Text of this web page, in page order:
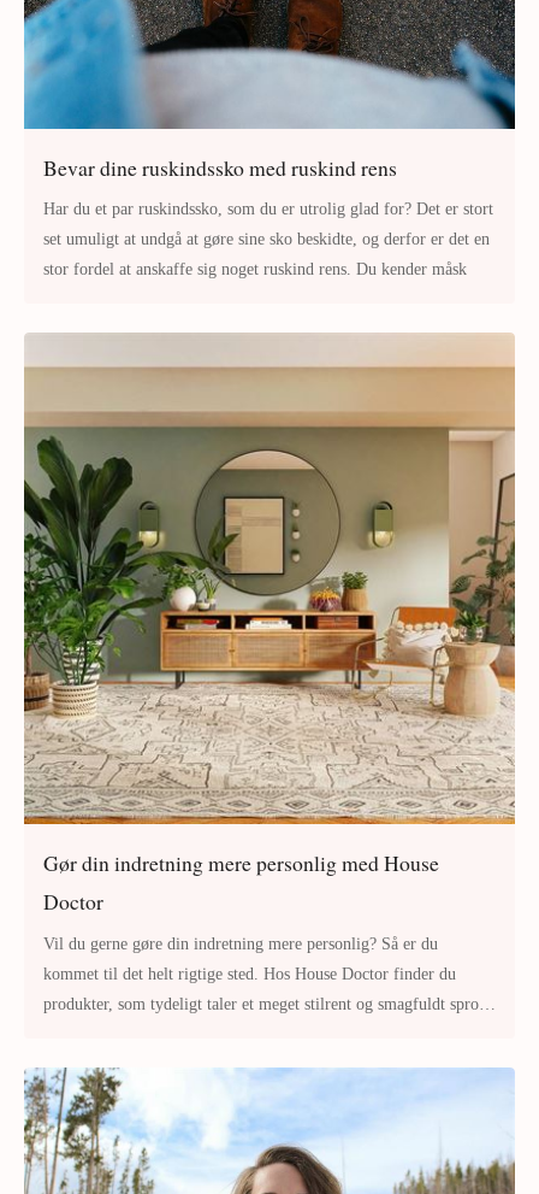
Bevar dine ruskindssko med ruskind rens
Har du et par ruskindssko, som du er utrolig glad for? Det er stort
set umuligt at undgå at gøre sine sko beskidte, og derfor er det en
stor fordel at anskaffe sig noget ruskind rens. Du kender måsk
Gør din indretning mere personlig med House
Doctor
Vil du gerne gøre din indretning mere personlig? Så er du
kommet til det helt rigtige sted. Hos House Doctor finder du
produkter, som tydeligt taler et meget stilrent og smagfuldt sprog.